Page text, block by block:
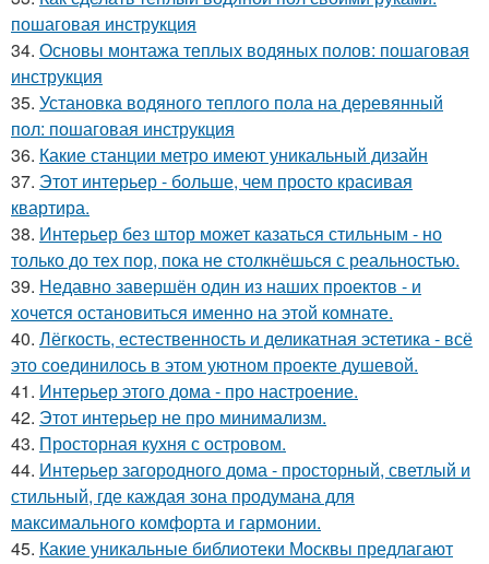
пошаговая инструкция
34. Основы монтажа теплых водяных полов: пошаговая
инструкция
35. Установка водяного теплого пола на деревянный
пол: пошаговая инструкция
36. Какие станции метро имеют уникальный дизайн
37. Этот интерьер - больше, чем просто красивая
квартира.
38. Интерьер без штор может казаться стильным - но
только до тех пор, пока не столкнёшься с реальностью.
39. Недавно завершён один из наших проектов - и
хочется остановиться именно на этой комнате.
40. Лёгкость, естественность и деликатная эстетика - всё
это соединилось в этом уютном проекте душевой.
41. Интерьер этого дома - про настроение.
42. Этот интерьер не про минимализм.
43. Просторная кухня с островом.
44. Интерьер загородного дома - просторный, светлый и
стильный, где каждая зона продумана для
максимального комфорта и гармонии.
45. Какие уникальные библиотеки Москвы предлагают